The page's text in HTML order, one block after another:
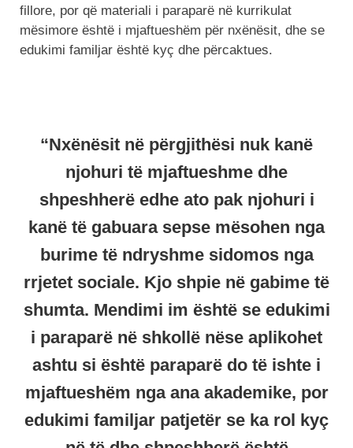
fillore, por që materiali i paraparë në kurrikulat
mësimore është i mjaftueshëm për nxënësit, dhe se
edukimi familjar është kyç dhe përcaktues.
“Nxënësit në përgjithësi nuk kanë
njohuri të mjaftueshme dhe
shpeshherë edhe ato pak njohuri i
kanë të gabuara sepse mësohen nga
burime të ndryshme sidomos nga
rrjetet sociale. Kjo shpie në gabime të
shumta. Mendimi im është se edukimi
i paraparë në shkollë nëse aplikohet
ashtu si është paraparë do të ishte i
mjaftueshëm nga ana akademike, por
edukimi familjar patjetër se ka rol kyç